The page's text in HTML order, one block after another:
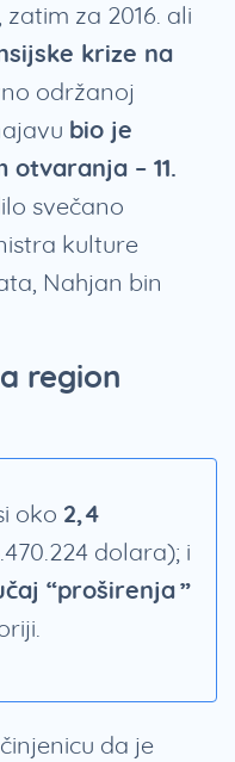
za 2016. ali
krize na
održanoj
bio je
– 11.
svečano
kulture
Nahjan bin
region
oko 2,4
dolara); i
“proširenja”
da je